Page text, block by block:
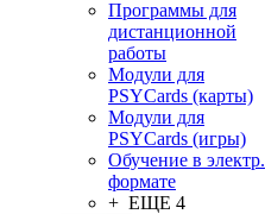
Программы для
дистанционной
работы
Модули для
PSYCards (карты)
Модули для
PSYCards (игры)
Обучение в электр.
формате
+ ЕЩЕ 4